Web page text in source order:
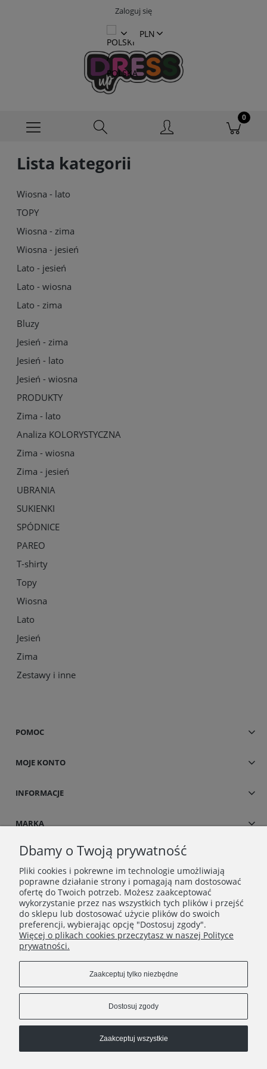
Zaloguj się
Lista kategorii
Wiosna - lato
TOPY
Wiosna - zima
Wiosna - jesień
Lato - jesień
Lato - wiosna
Lato - zima
Bluzy
Jesień - zima
Jesień - lato
Jesień - wiosna
PRODUKTY
Zima - lato
Analiza KOLORYSTYCZNA
Zima - wiosna
Zima - jesień
UBRANIA
SUKIENKI
SPÓDNICE
PAREO
T-shirty
Topy
Wiosna
Lato
Jesień
Zima
Zestawy i inne
POMOC
MOJE KONTO
INFORMACJE
MARKA
Copyrights © 2021 - Dress UP
dressup.kontakt@gmail.com
+48790452216
Dbamy o Twoją prywatność
Pliki cookies i pokrewne im technologie umożliwiają
poprawne działanie strony i pomagają nam dostosować
ofertę do Twoich potrzeb. Możesz zaakceptować
wykorzystanie przez nas wszystkich tych plików i przejść
do sklepu lub dostosować użycie plików do swoich
preferencji, wybierając opcję "Dostosuj zgody".
Więcej o plikach cookies przeczytasz w naszej Polityce
prywatności.
Zaakceptuj tylko niezbędne
Dostosuj zgody
Zaakceptuj wszystkie